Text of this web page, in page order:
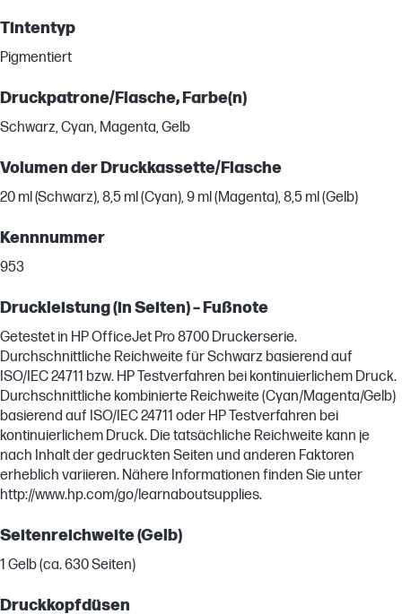
Tintentyp
Pigmentiert
Druckpatrone/Flasche, Farbe(n)
Schwarz, Cyan, Magenta, Gelb
Volumen der Druckkassette/Flasche
20 ml (Schwarz), 8,5 ml (Cyan), 9 ml (Magenta), 8,5 ml (Gelb)
Kennnummer
953
Druckleistung (in Seiten) – Fußnote
Getestet in HP OfficeJet Pro 8700 Druckerserie.
Durchschnittliche Reichweite für Schwarz basierend auf
ISO/IEC 24711 bzw. HP Testverfahren bei kontinuierlichem Druck.
Durchschnittliche kombinierte Reichweite (Cyan/Magenta/Gelb)
basierend auf ISO/IEC 24711 oder HP Testverfahren bei
kontinuierlichem Druck. Die tatsächliche Reichweite kann je
nach Inhalt der gedruckten Seiten und anderen Faktoren
erheblich variieren. Nähere Informationen finden Sie unter
http://www.hp.com/go/learnaboutsupplies.
Seitenreichweite (Gelb)
1 Gelb (ca. 630 Seiten)
Druckkopfdüsen